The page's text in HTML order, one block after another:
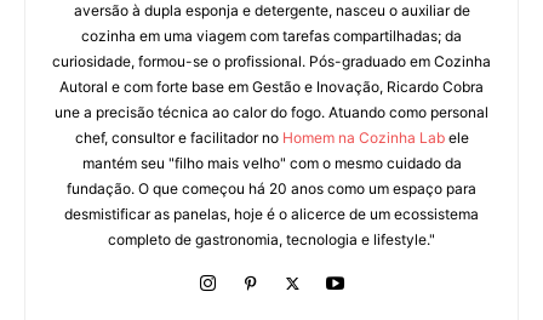
aversão à dupla esponja e detergente, nasceu o auxiliar de
cozinha em uma viagem com tarefas compartilhadas; da
curiosidade, formou-se o profissional. Pós-graduado em Cozinha
Autoral e com forte base em Gestão e Inovação, Ricardo Cobra
une a precisão técnica ao calor do fogo. Atuando como personal
chef, consultor e facilitador no Homem na Cozinha Labele
mantém seu "filho mais velho" com o mesmo cuidado da
fundação. O que começou há 20 anos como um espaço para
desmistificar as panelas, hoje é o alicerce de um ecossistema
completo de gastronomia, tecnologia e lifestyle."